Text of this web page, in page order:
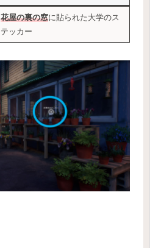
花屋の裏の窓に貼られた大学のス
テッカー